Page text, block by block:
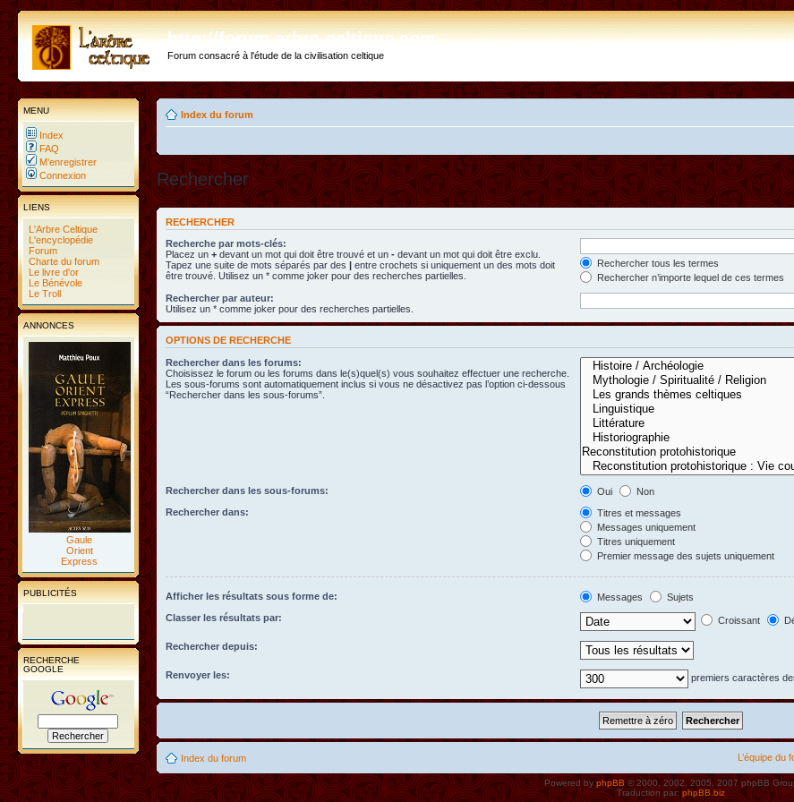
http://forum.arbre-celtique.com
Forum consacré à l'étude de la civilisation celtique
MENU
Index
FAQ
M’enregistrer
Connexion
LIENS
L'Arbre Celtique
L'encyclopédie
Forum
Charte du forum
Le livre d'or
Le Bénévole
Le Troll
ANNONCES
Gaule
Orient
Express
PUBLICITÉS
RECHERCHE
GOOGLE
Index du forum
Rechercher
RECHERCHER
Recherche par mots-clés:
Placez un + devant un mot qui doit être trouvé et un - devant un mot qui doit être exclu.
Tapez une suite de mots séparés par des | entre crochets si uniquement un des mots doit
être trouvé. Utilisez un * comme joker pour des recherches partielles.
Rechercher tous les termes
Rechercher n’importe lequel de ces termes
Rechercher par auteur:
Utilisez un * comme joker pour des recherches partielles.
OPTIONS DE RECHERCHE
Rechercher dans les forums:
Choisissez le forum ou les forums dans le(s)quel(s) vous souhaitez effectuer une recherche.
Les sous-forums sont automatiquement inclus si vous ne désactivez pas l’option ci-dessous
“Rechercher dans les sous-forums”.
Rechercher dans les sous-forums: Oui
Non
Rechercher dans:
Titres et messages
Messages uniquement
Titres uniquement
Premier message des sujets uniquement
Afficher les résultats sous forme de: Messages
Sujets
Classer les résultats par:
Croissant
Rechercher depuis:
Renvoyer les: premiers caractères
Index du forum L’équipe du
Powered byphpBB© 2000, 2002, 2005, 2007 phpBB
Traduction par: phpBB.biz